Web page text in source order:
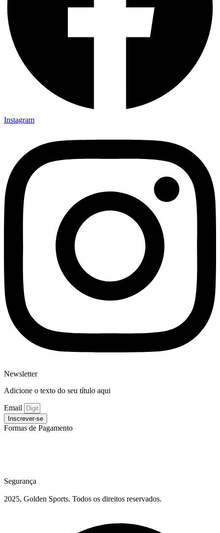
Instagram
Newsletter
Adicione o texto do seu título aqui
Email
Inscrever-se
Formas de Pagamento
Segurança
2025, Golden Sports. Todos os direitos reservados.